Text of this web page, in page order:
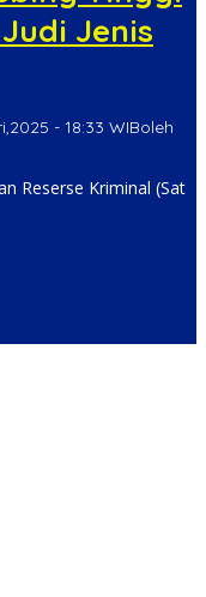
Jenis
- 18:33 WIBoleh
Reserse Kriminal (Sat